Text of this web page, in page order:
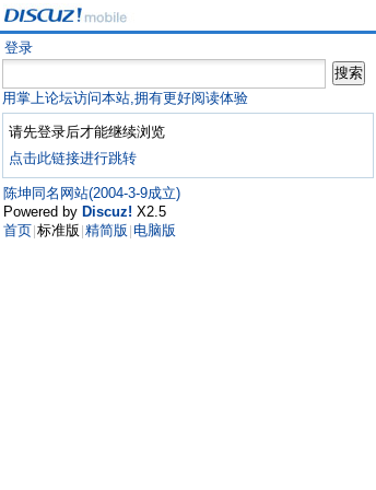
登录
用掌上论坛访问本站,拥有更好阅读体验
请先登录后才能继续浏览
点击此链接进行跳转
陈坤同名网站(2004-3-9成立)
Powered by Discuz! X2.5
首页 标准版 精简版 电脑版